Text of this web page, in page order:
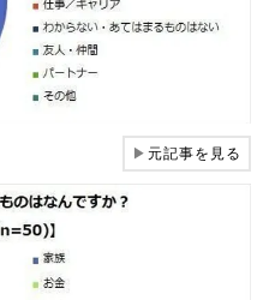
▶元記事を見る